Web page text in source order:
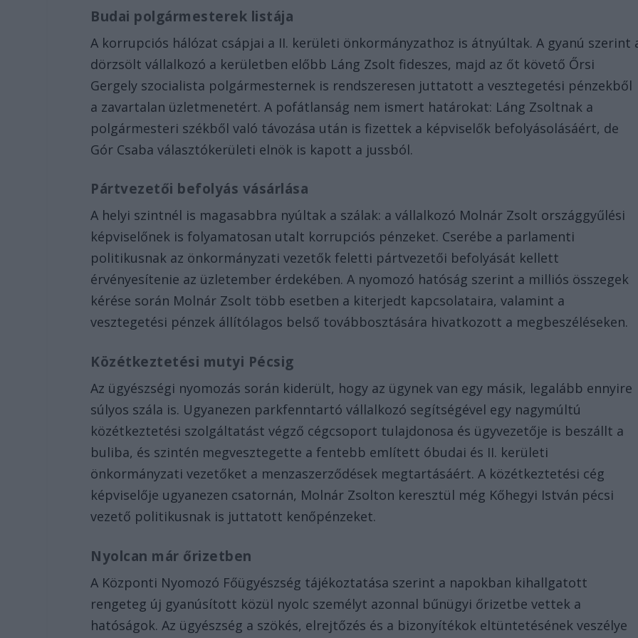
Budai polgármesterek listája
A korrupciós hálózat csápjai a II. kerületi önkormányzathoz is átnyúltak. A gyanú szerint
dörzsölt vállalkozó a kerületben előbb Láng Zsolt fideszes, majd az őt követő Őrsi
Gergely szocialista polgármesternek is rendszeresen juttatott a vesztegetési pénzekből
a zavartalan üzletmenetért. A pofátlanság nem ismert határokat: Láng Zsoltnak a
polgármesteri székből való távozása után is fizettek a képviselők befolyásolásáért, de
Gór Csaba választókerületi elnök is kapott a jussból.
Pártvezetői befolyás vásárlása
A helyi szintnél is magasabbra nyúltak a szálak: a vállalkozó Molnár Zsolt országgyűlési
képviselőnek is folyamatosan utalt korrupciós pénzeket. Cserébe a parlamenti
politikusnak az önkormányzati vezetők feletti pártvezetői befolyását kellett
érvényesítenie az üzletember érdekében. A nyomozó hatóság szerint a milliós összegek
kérése során Molnár Zsolt több esetben a kiterjedt kapcsolataira, valamint a
vesztegetési pénzek állítólagos belső továbbosztására hivatkozott a megbeszéléseken.
Közétkeztetési mutyi Pécsig
Az ügyészségi nyomozás során kiderült, hogy az ügynek van egy másik, legalább ennyire
súlyos szála is. Ugyanezen parkfenntartó vállalkozó segítségével egy nagymúltú
közétkeztetési szolgáltatást végző cégcsoport tulajdonosa és ügyvezetője is beszállt a
buliba, és szintén megvesztegette a fentebb említett óbudai és II. kerületi
önkormányzati vezetőket a menzaszerződések megtartásáért. A közétkeztetési cég
képviselője ugyanezen csatornán, Molnár Zsolton keresztül még Kőhegyi István pécsi
vezető politikusnak is juttatott kenőpénzeket.
Nyolcan már őrizetben
A Központi Nyomozó Főügyészség tájékoztatása szerint a napokban kihallgatott
rengeteg új gyanúsított közül nyolc személyt azonnal bűnügyi őrizetbe vettek a
hatóságok. Az ügyészség a szökés, elrejtőzés és a bizonyítékok eltüntetésének veszélye